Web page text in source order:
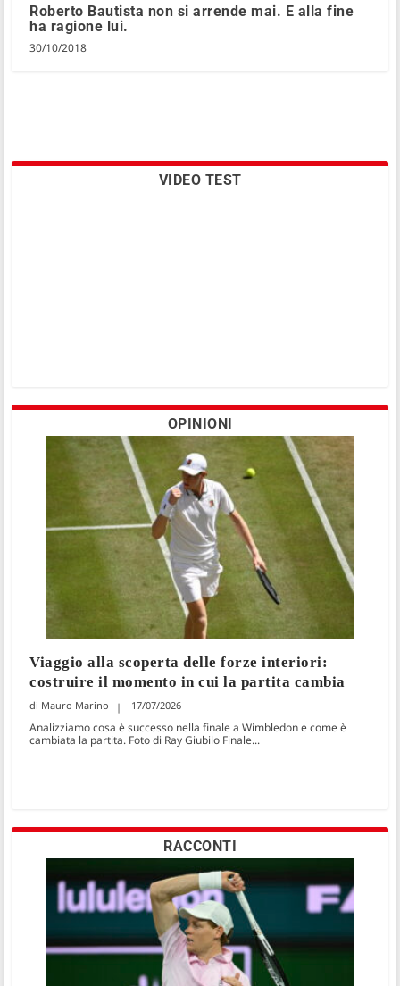
Roberto Bautista non si arrende mai. E alla fine
ha ragione lui.
30/10/2018
VIDEO TEST
OPINIONI
Viaggio alla scoperta delle forze interiori:
costruire il momento in cui la partita cambia
Mauro Marino 17/07/2026
Analizziamo cosa è successo nella finale a Wimbledon e come è
cambiata la partita. Foto di Ray Giubilo Finale...
RACCONTI